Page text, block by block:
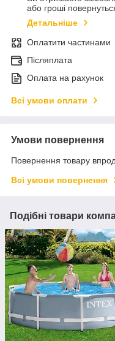
або гроші
Детальніше
Оплатити частинами
Післяплата
Оплата на рахунок
Всі умови оплати
Умови повернення
Повернення товару
Всі умови повернення
Подібні товари